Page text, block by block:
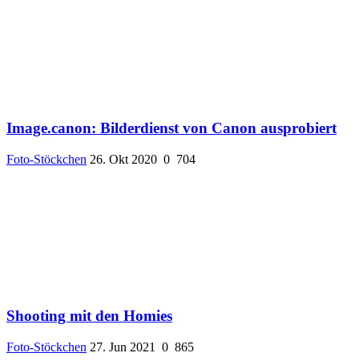
Image.canon: Bilderdienst von Canon ausprobiert
Foto-Stöckchen 26. Okt 2020 0 704
Shooting mit den Homies
Foto-Stöckchen 27. Jun 2021 0 865